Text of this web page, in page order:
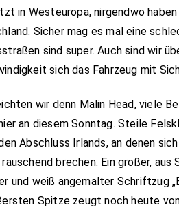
in Westeuropa, nirgendwo
Sicher mag es mal eine
sind super. Auch sind wir
sich das Fahrzeug mit
wir denn Malin Head, viele
an diesem Sonntag. Steile
Abschluss Irlands, an denen
brechen. Ein großer, aus
und weiß angemalter Schriftzug
Spitze zeugt noch heute